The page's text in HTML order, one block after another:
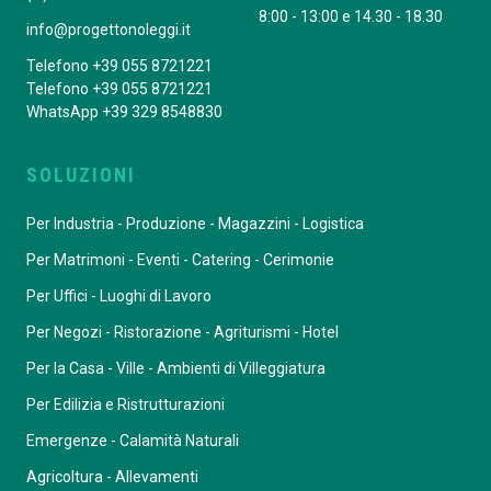
info@progettonoleggi.it
Telefono +39 055 8721221
Telefono +39 055 8721221
WhatsApp +39 329 8548830
8:00 - 13:00 e 14.30 - 18.30
SOLUZIONI
Per Industria - Produzione - Magazzini - Logistica
Per Matrimoni - Eventi - Catering - Cerimonie
Per Uffici - Luoghi di Lavoro
Per Negozi - Ristorazione - Agriturismi - Hotel
Per la Casa - Ville - Ambienti di Villeggiatura
Per Edilizia e Ristrutturazioni
Emergenze - Calamità Naturali
Agricoltura - Allevamenti